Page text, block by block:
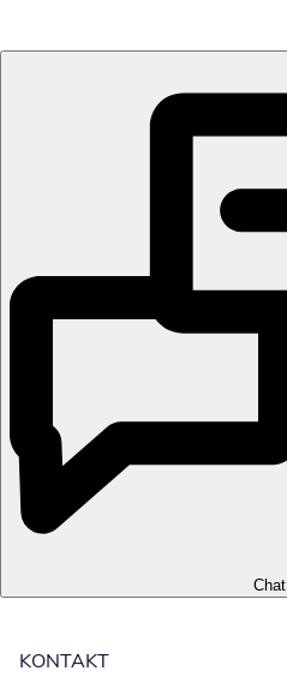
Chat
KONTAKT